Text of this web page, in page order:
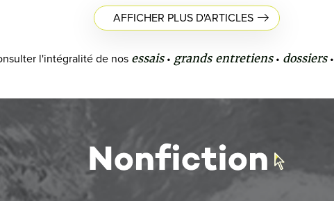
AFFICHER PLUS D'ARTICLES
l'intégralité de nos essais• grands entretiens• dossiers•